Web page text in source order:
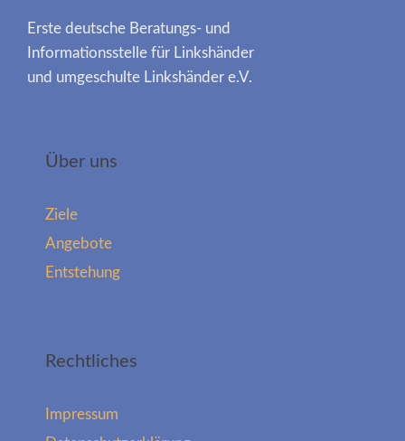
Erste deutsche Beratungs- und
Informationsstelle für Linkshänder
und umgeschulte Linkshänder e.V.
Über uns
Ziele
Angebote
Entstehung
Rechtliches
Impressum